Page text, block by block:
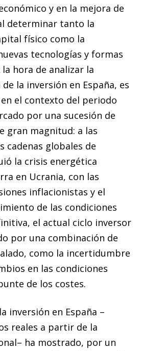
y en la mejora de
determinar tanto la
físico como la
tecnologías y formas
hora de analizar la
la inversión en España, es
el contexto del periodo
por una sucesión de
gran magnitud: a las
cadenas globales de
la crisis energética
en Ucrania, con las
inflacionistas y el
de las condiciones
el actual ciclo inversor
por una combinación de
como la incertidumbre
en las condiciones
de los costes.
inversión en España –
reales a partir de la
ha mostrado, por un